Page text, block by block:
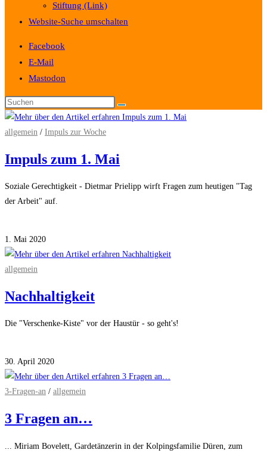
Stiftung (Link)
Website-Suche umschalten
Facebook
E-Mail
Mastodon
allgemein / Impuls zur Woche
Impuls zum 1. Mai
Soziale Gerechtigkeit - Dietmar Prielipp wirft Fragen zum heutigen "Tag
der Arbeit" auf.
1. Mai 2020
allgemein
Nachhaltigkeit
Die "Verschenke-Kiste" vor der Haustür - so geht's!
30. April 2020
3-Fragen-an / allgemein
3 Fragen an…
... Miriam Bovelett, Gardetänzerin in der Kolpingsfamilie Düren, zum